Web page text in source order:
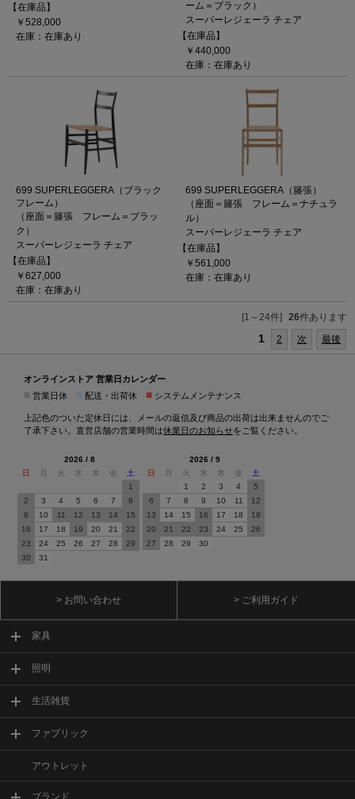
【在庫品】
￥528,000
在庫：在庫あり
ーム＝ブラック）
スーパーレジェーラ チェア
【在庫品】
￥440,000
在庫：在庫あり
699 SUPERLEGGERA（ブラック
フレーム）
（座面＝籐張 フレーム＝ブラッ
ク）
スーパーレジェーラ チェア
【在庫品】
￥627,000
在庫：在庫あり
699 SUPERLEGGERA（籐張）
（座面＝籐張 フレーム＝ナチュラ
ル）
スーパーレジェーラ チェア
【在庫品】
￥561,000
在庫：在庫あり
[1～24件] 26件あります
1 2 次 最後
オンラインストア 営業日カレンダー
営業日休 配送・出荷休 ■ システムメンテナンス
上記色のついた定休日には、メールの返信及び商品の出荷は出来ませんのでご
了承下さい。直営店舗の営業時間は休業日のお知らせをご覧ください。
2026 / 8
日
月 火 水 木 金
土
1
2
3 4 5 6 7
8
9
10 11 12 13 14
15
16
17 18 19 20 21
22
23
24 25 26 27 28
29
30
31
2026 / 9
日
月 火 水 木 金
土
1
2 3 4
5
6
7 8 9 10 11
12
13
14 15 16 17 18
19
20
21 22 23 24 25
26
27
28 29 30
> お問い合わせ > ご利用ガイド
家具
照明
生活雑貨
ファブリック
アウトレット
ブランド